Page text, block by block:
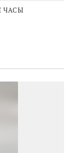
ЧАСЫ